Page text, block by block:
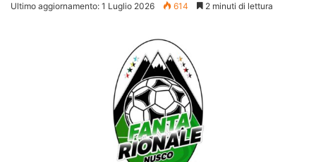
Ultimo aggiornamento: 1 Luglio 2026 614 2 minuti di lettura